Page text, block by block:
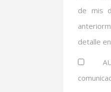
de mis
detalle